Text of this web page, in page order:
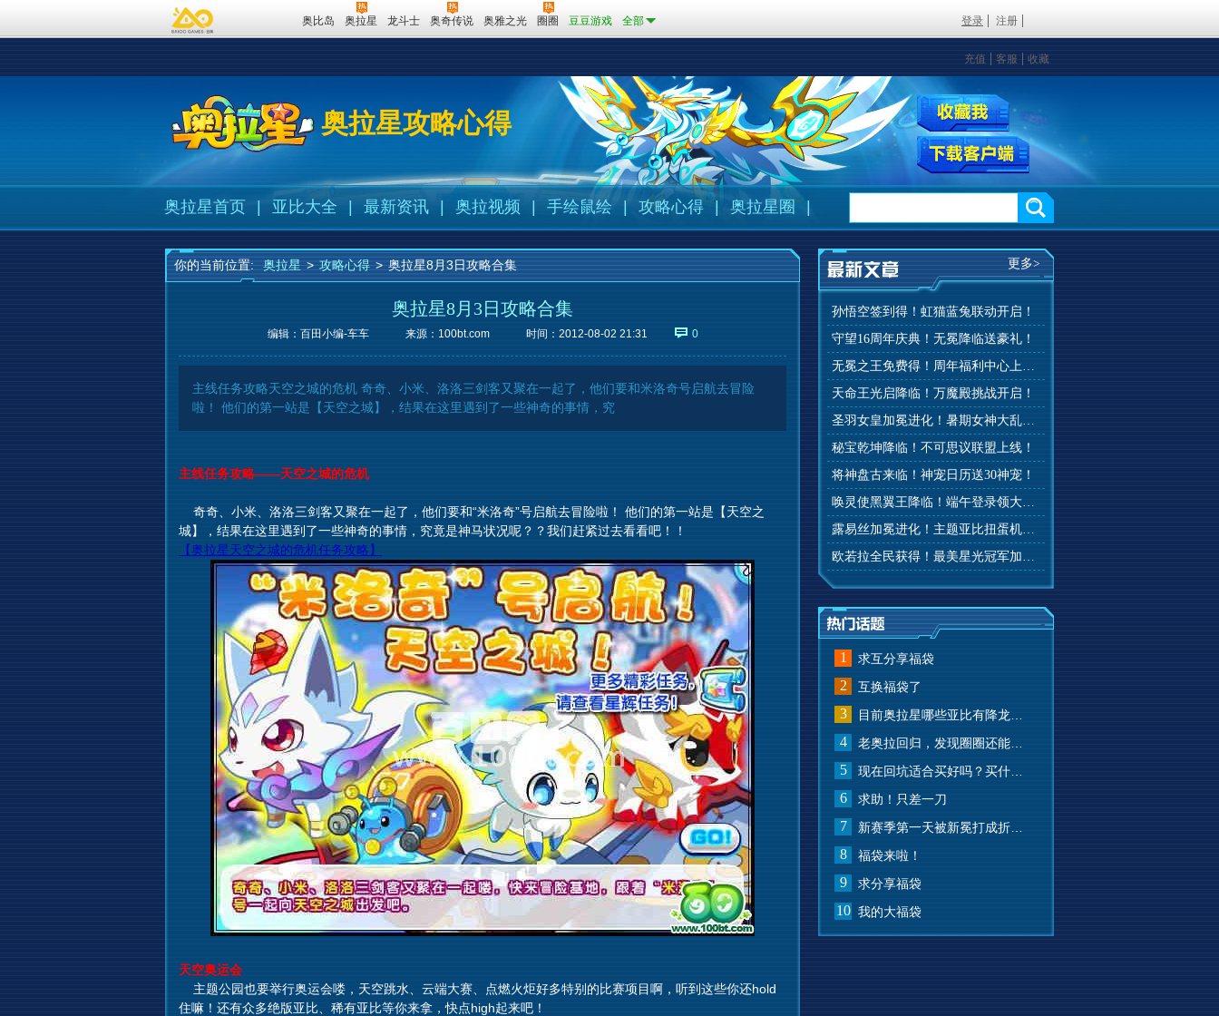
奥比岛 奥拉星 龙斗士 奥奇传说 奥雅之光 圈圈 豆豆游戏 全部 登录 注册
充值 客服 收藏
奥拉星攻略心得
奥拉星首页 亚比大全 最新资讯 奥拉视频 手绘鼠绘 攻略心得 | 奥拉星圈
你的当前位置: 奥拉星 > 攻略心得 > 奥拉星8月3日攻略合集
奥拉星8月3日攻略合集
编辑：百田小编-车车 来源： 100bt.com 时间：2012-08-02 21:31 0
主线任务攻略天空之城的危机 奇奇、小米、洛洛三剑客又聚在一起了，他们要和米洛奇号启航去冒险
啦！ 他们的第一站是【天空之城】，结果在这里遇到了一些神奇的事情，究
主线任务攻略——天空之城的危机
奇奇、小米、洛洛三剑客又聚在一起了，他们要和“米洛奇”号启航去冒险啦！ 他们的第一站是【天空之
城】，结果在这里遇到了一些神奇的事情，究竟是神马状况呢？？我们赶紧过去看看吧！！
【奥拉星天空之城的危机任务攻略】
天空奥运会
主题公园也要举行奥运会喽，天空跳水、云端大赛、点燃火炬好多特别的比赛项目啊，听到这些你还hold
住嘛！还有众多绝版亚比、稀有亚比等你来拿，快点high起来吧！
更多>
孙悟空签到得！虹猫蓝兔联动开启！
守望16周年庆典！无冕降临送豪礼！
无冕之王免费得！周年福利中心上线！
天命王光启降临！万魔殿挑战开启！
圣羽女皇加冕进化！暑期女神大乱斗开赛！
秘宝乾坤降临！不可思议联盟上线！
将神盘古来临！神宠日历送30神宠！
唤灵使黑翼王降临！端午登录领大礼！
露易丝加冕进化！主题亚比扭蛋机来啦！
欧若拉全民获得！最美星光冠军加冕！
1 求互分享福袋
2 互换福袋了
3
4
5
6 求助！只差一刀
7
8 福袋来啦！
9 求分享福袋
10 我的大福袋